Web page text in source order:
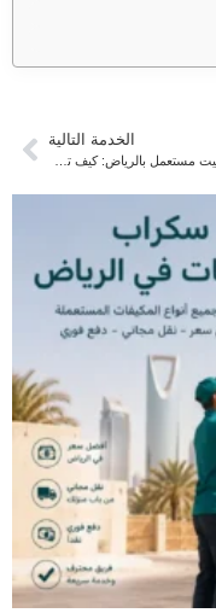
الخدمة التالية
مكيف سبليت مستعمل بالرياض: كيف تعرف سعره الحقيقي قبل ما تبيع أو تشتري